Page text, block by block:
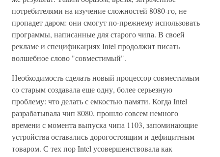
потребителями на изучение сложностей 8080-го, не
пропадет даром: они смогут по-прежнему использовать
программы, написанные для старого чипа. В своей
рекламе и спецификациях Intel продолжит писать
волшебное слово "совместимый".
Необходимость сделать новый процессор совместимым
со старым создавала еще одну, более серьезную
проблему: что делать с емкостью памяти. Когда Intel
разрабатывала чип 8080, прошло совсем немного
времени с момента выпуска чипа 1103, запоминающие
устройства оставались дорогостоящим и дефицитным
товаром. С тех пор Intel усовершенствовала как